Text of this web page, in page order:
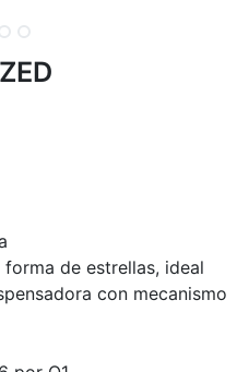
de estrellas, ideal
con mecanismo